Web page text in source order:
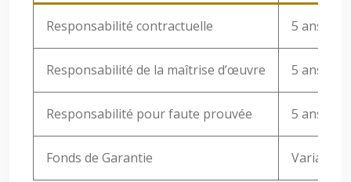
Responsabilité contractuelle 5 ans
Responsabilité de la maîtrise d’œuvre 5 ans
Responsabilité pour faute prouvée 5 ans
Fonds de Garantie Variable